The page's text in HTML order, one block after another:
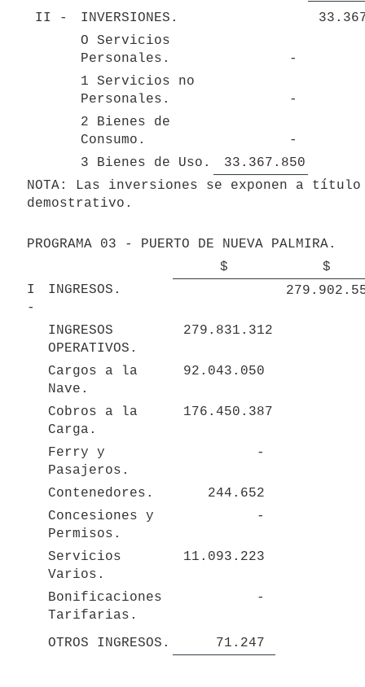
II -
INVERSIONES.
O Servicios
Personales.
-
1 Servicios no
Personales.
-
2 Bienes de
Consumo.
-
3 Bienes de Uso.
NOTA: Las inversiones se exponen a título
demostrativo.
PROGRAMA 03 - PUERTO DE NUEVA PALMIRA.
$
$
I
-
INGRESOS.
INGRESOS
OPERATIVOS.
Cargos a la
Nave.
92.043.050
Cobros a la
Carga.
Ferry y
Pasajeros.
-
Contenedores.
244.652
Concesiones y
Permisos.
-
Servicios
Varios.
11.093.223
Bonificaciones
Tarifarias.
-
OTROS INGRESOS. 71.247